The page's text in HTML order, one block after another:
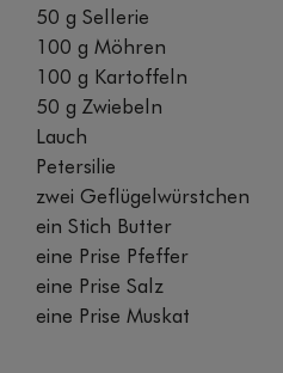
50 g Sellerie
100 g Möhren
100 g Kartoffeln
50 g Zwiebeln
Lauch
Petersilie
zwei Geflügelwürstchen
ein Stich Butter
eine Prise Pfeffer
eine Prise Salz
eine Prise Muskat